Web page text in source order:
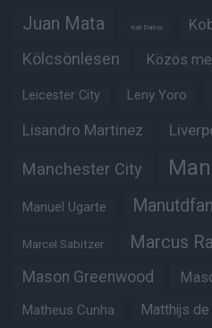
Juan Mata Karl Darlow
Kölcsönlesen Közös
Leicester City Leny Yoro
Lisandro Martinez
Manchester City
Manuel Ugarte
Marcel Sabitzer Marcus
Mason Greenwood
Matheus Cunha Matthijs